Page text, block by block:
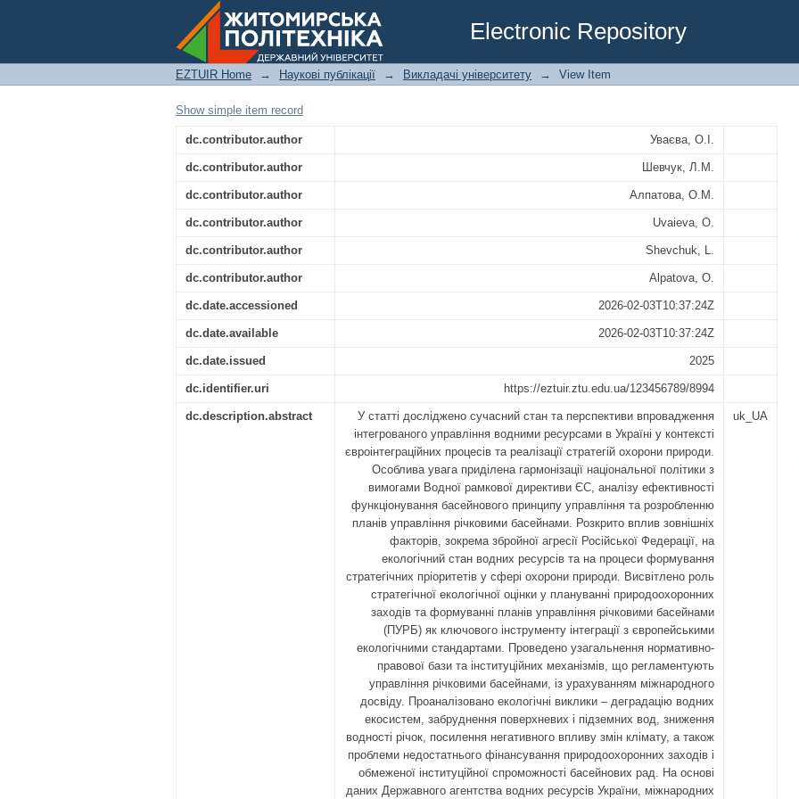
Electronic Repository
ВПРОВАДЖЕННЯ ЄВРОПЕЙСЬКИХ СТАНДАРТІВ ЩОДО
РІЧКОВИМИ БАСЕЙНАМИ В УКРАЇНІ У КОНТЕКСТІ
ПРИРОДИ
EZTUIR Home → Наукові публікації → Викладачі університету → View Item
Show simple item record
dc.contributor.author Уваєва, О.І.
dc.contributor.author Шевчук, Л.М.
dc.contributor.author Алпатова, О.М.
dc.contributor.author Uvaieva, O.
dc.contributor.author Shevchuk, L.
dc.contributor.author Alpatova, O.
dc.date.accessioned 2026-02-03T10:37:24Z
dc.date.available 2026-02-03T10:37:24Z
dc.date.issued 2025
dc.identifier.uri https://eztuir.ztu.edu.ua/123456789/8994
dc.description.abstract
У статті досліджено сучасний стан та перспективи впровадження
інтегрованого управління водними ресурсами в Україні у контексті
євроінтеграційних процесів та реалізації стратегій охорони природи.
Особлива увага приділена гармонізації національної політики з
вимогами Водної рамкової директиви ЄС, аналізу ефективності
функціонування басейнового принципу управління та розробленню
планів управління річковими басейнами. Розкрито вплив зовнішніх
факторів, зокрема збройної агресії Російської Федерації, на
екологічний стан водних ресурсів та на процеси формування
стратегічних пріоритетів у сфері охорони природи. Висвітлено роль
стратегічної екологічної оцінки у плануванні природоохоронних
заходів та формуванні планів управління річковими басейнами
(ПУРБ) як ключового інструменту інтеграції з європейськими
екологічними стандартами. Проведено узагальнення нормативно-
правової бази та інституційних механізмів, що регламентують
управління річковими басейнами, із урахуванням міжнародного
досвіду. Проаналізовано екологічні виклики – деградацію водних
екосистем, забруднення поверхневих і підземних вод, зниження
водності річок, посилення негативного впливу змін клімату, а також
проблеми недостатнього фінансування природоохоронних заходів і
обмеженої інституційної спроможності басейнових рад. На основі
даних Державного агентства водних ресурсів України, міжнародних
uk_UA